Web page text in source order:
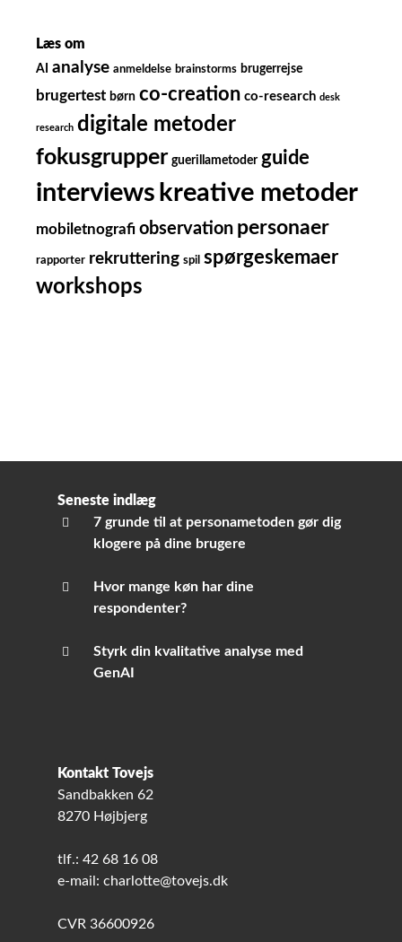
Læs om
AI analyse anmeldelse brainstorms brugerrejse
brugertest børn co-creation co-research desk
research digitale metoder
fokusgrupper guerillametoder guide
interviews kreative metoder
mobiletnografi observation personaer
rapporter rekruttering spil spørgeskemaer
workshops
Seneste indlæg
7 grunde til at personametoden gør dig
klogere på dine brugere
Hvor mange køn har dine
respondenter?
Styrk din kvalitative analyse med
GenAI
Kontakt Tovejs
Sandbakken 62
8270 Højbjerg
tlf.: 42 68 16 08
e-mail: charlotte@tovejs.dk
CVR 36600926